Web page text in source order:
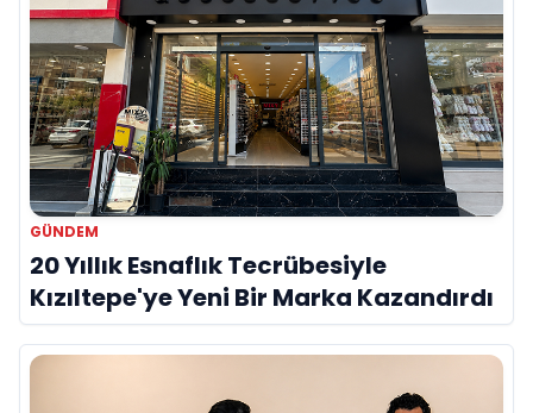
GÜNDEM
20 Yıllık Esnaflık Tecrübesiyle
Kızıltepe'ye Yeni Bir Marka Kazandırdı